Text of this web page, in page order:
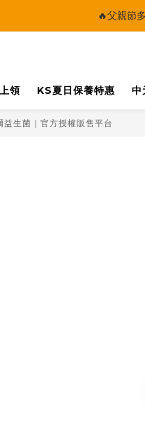
🔥父親節
🔥父親節
領 KS夏日保養特惠 中
生菌｜官方授權販售平台